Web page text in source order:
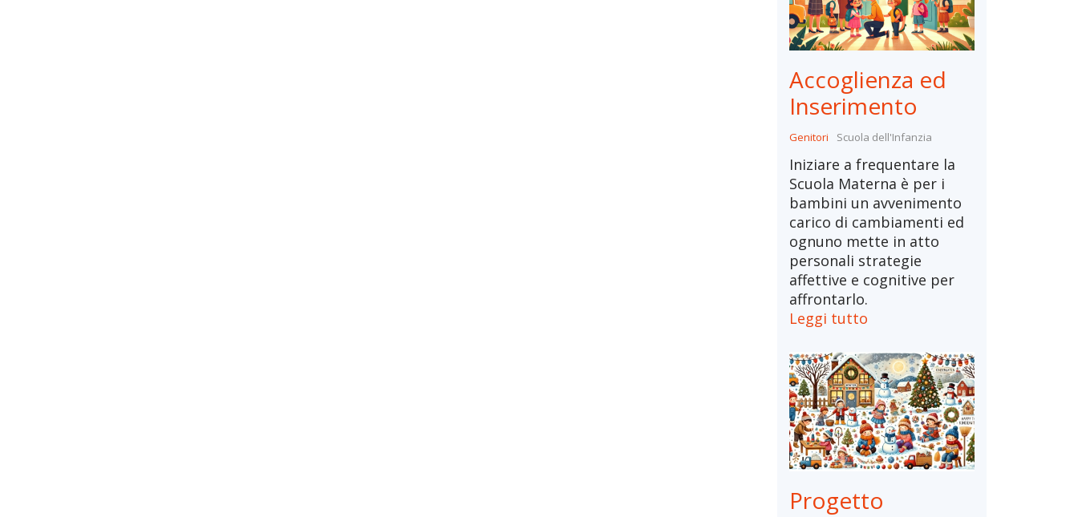
Accoglienza ed
Inserimento
Genitori Scuola dell'Infanzia
Iniziare a frequentare la
Scuola Materna è per i
bambini un avvenimento
carico di cambiamenti ed
ognuno mette in atto
personali strategie
affettive e cognitive per
affrontarlo.
Leggi tutto
Progetto